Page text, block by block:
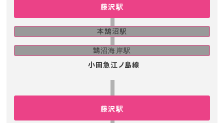
藤沢駅
本鵠沼駅
鵠沼海岸駅
小田急江ノ島線
藤沢駅